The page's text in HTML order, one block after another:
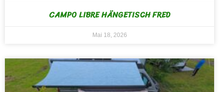
CAMPO LIBRE HÄNGETISCH FRED
Mai 18, 2026